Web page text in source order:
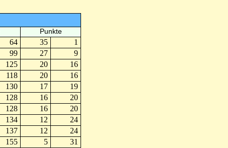
Punkte
64 35
1
99 27
9
125 20
16
118 20
16
130 17
19
128 16
20
128 16
20
134 12
24
137 12
24
155 5 31